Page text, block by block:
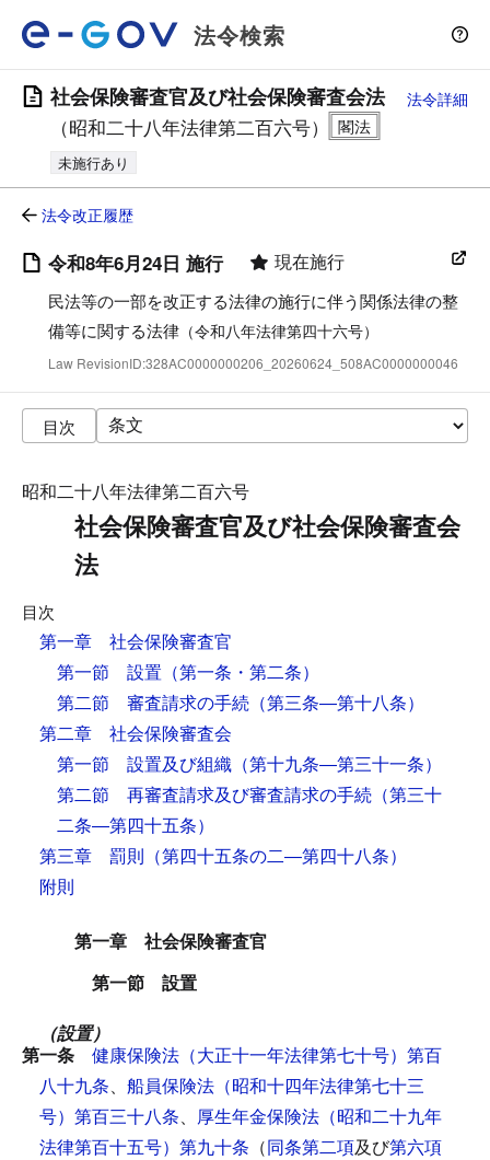
法令検索
社会保険審査官及び社会保険審査会法
（昭和二十八年法律第二百六号）
未施行あり
法令詳細
法令改正履歴
令和8年6月24日 施行 現在施行
民法等の一部を改正する法律の施行に伴う関係法律の整
備等に関する法律 （令和八年法律第四十六号）
Law RevisionID:328AC0000000206_20260624_508AC0000000046
目次
昭和二十八年法律第二百六号
社会保険審査官及び社会保険審査会
法
目次
第一章 社会保険審査官
第一節 設置 （第一条・第二条）
第二節 審査請求の手続 （第三条―第十八条）
第二章 社会保険審査会
第一節 設置及び組織 （第十九条―第三十一条）
第二節 再審査請求及び審査請求の手続 （第三十
二条―第四十五条）
第三章 罰則 （第四十五条の二―第四十八条）
附則
第一章 社会保険審査官
第一節 設置
（設置）
第一条 健康保険法（大正十一年法律第七十号）第百
八十九条、 船員保険法（昭和十四年法律第七十三
号）第百三十八条、 厚生年金保険法（昭和二十九年
法律第百十五号）第九十条 （同条第二項及び第六項